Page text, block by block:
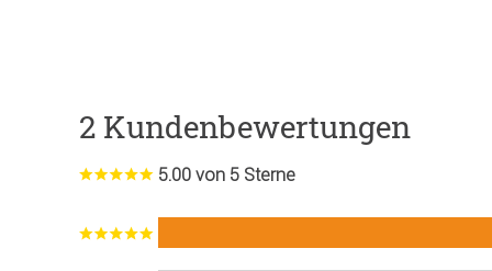
2 Kundenbewertungen
5.00 von 5 Sterne